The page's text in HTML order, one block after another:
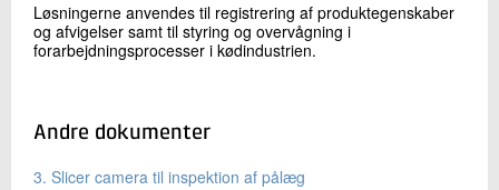
Løsningerne anvendes til registrering af produktegenskaber
og afvigelser samt til styring og overvågning i
forarbejdningsprocesser i kødindustrien.
Andre dokumenter
3. Slicer camera til inspektion af pålæg